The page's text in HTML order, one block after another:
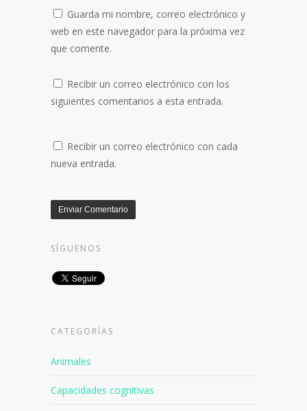
Guarda mi nombre, correo electrónico y
web en este navegador para la próxima vez
que comente.
Recibir un correo electrónico con los
siguientes comentarios a esta entrada.
Recibir un correo electrónico con cada
nueva entrada.
SÍGUENOS
CATEGORÍAS
Animales
Capacidades cognitivas